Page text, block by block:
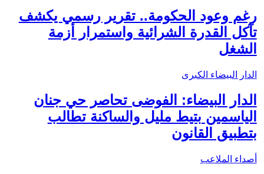
رغم وعود الحكومة.. تقرير رسمي يكشف
تآكل القدرة الشرائية واستمرار أزمة
الشغل
الدار البيضاء الكبرى
الدار البيضاء: الفوضى تحاصر حي جنان
الياسمين بتيط مليل والساكنة تطالب
بتطبيق القانون
أصداء الملاعب